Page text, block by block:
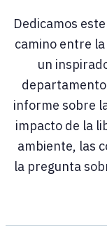
Dedicamos
camino entre
un
informe sobre
impacto de la
ambiente, las
la pregunta